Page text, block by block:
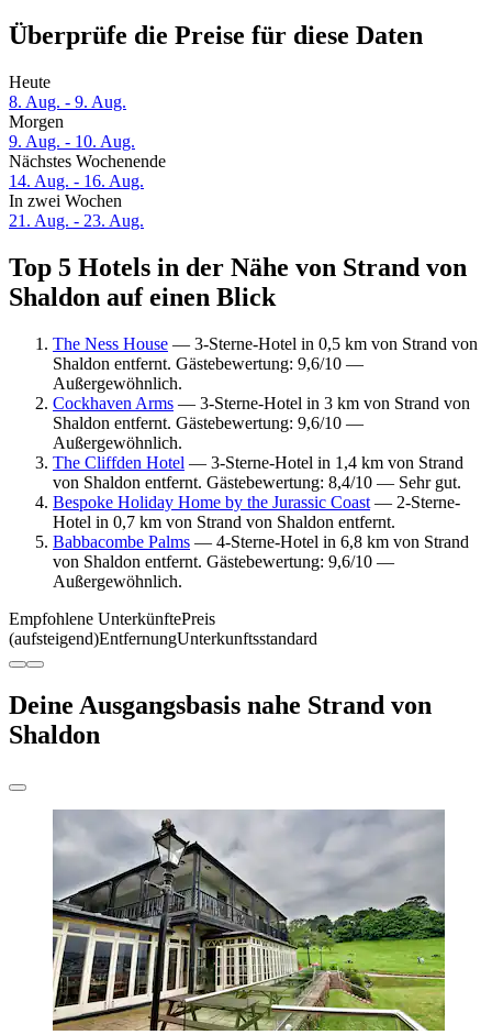
Überprüfe die Preise für diese Daten
Heute
8. Aug. - 9. Aug.
Morgen
9. Aug. - 10. Aug.
Nächstes Wochenende
14. Aug. - 16. Aug.
In zwei Wochen
21. Aug. - 23. Aug.
Top 5 Hotels in der Nähe von Strand von
Shaldon auf einen Blick
The Ness House — 3-Sterne-Hotel in 0,5 km von Strand von
Shaldon entfernt. Gästebewertung: 9,6/10 —
Außergewöhnlich.
Cockhaven Arms — 3-Sterne-Hotel in 3 km von Strand von
Shaldon entfernt. Gästebewertung: 9,6/10 —
Außergewöhnlich.
The Cliffden Hotel — 3-Sterne-Hotel in 1,4 km von Strand
von Shaldon entfernt. Gästebewertung: 8,4/10 — Sehr gut.
Bespoke Holiday Home by the Jurassic Coast — 2-Sterne-
Hotel in 0,7 km von Strand von Shaldon entfernt.
Babbacombe Palms — 4-Sterne-Hotel in 6,8 km von Strand
von Shaldon entfernt. Gästebewertung: 9,6/10 —
Außergewöhnlich.
Empfohlene UnterkünftePreis
(aufsteigend)EntfernungUnterkunftsstandard
Deine Ausgangsbasis nahe Strand von
Shaldon